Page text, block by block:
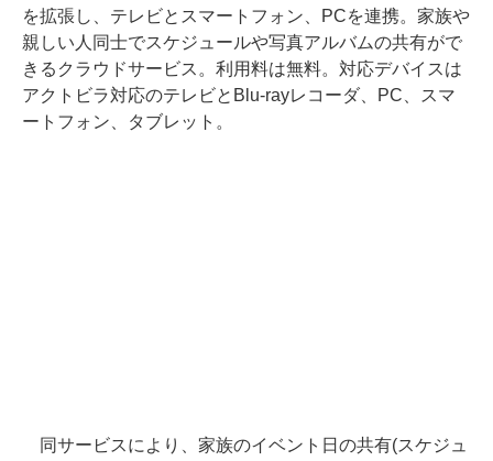
を拡張し、テレビとスマートフォン、PCを連携。家族や
親しい人同士でスケジュールや写真アルバムの共有がで
きるクラウドサービス。利用料は無料。対応デバイスは
アクトビラ対応のテレビとBlu-rayレコーダ、PC、スマ
ートフォン、タブレット。
同サービスにより、家族のイベント日の共有(スケジュ